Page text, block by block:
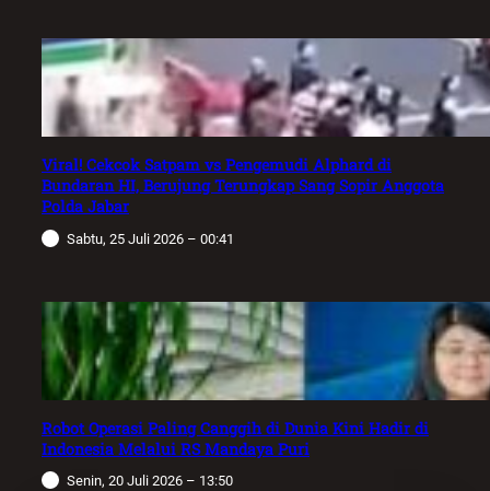
Viral! Cekcok Satpam vs Pengemudi Alphard di
Bundaran HI, Berujung Terungkap Sang Sopir Anggota
Polda Jabar
Sabtu, 25 Juli 2026 – 00:41
Robot Operasi Paling Canggih di Dunia Kini Hadir di
Indonesia Melalui RS Mandaya Puri
Senin, 20 Juli 2026 – 13:50